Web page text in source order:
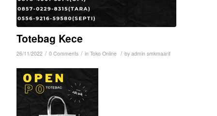
Totebag Kece
26/11/2022 / 0 Comments / in Toko Online / by admin smkmaarif